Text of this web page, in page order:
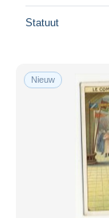
Statuut
Nieuw